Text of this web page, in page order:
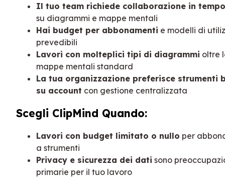
Il tuo team richiede collaborazione in
su diagrammi e mappe mentali
Hai budget per abbonamenti e modelli di
prevedibili
Lavori con molteplici tipi di diagrammi oltre
mappe mentali standard
La tua organizzazione preferisce strumenti
su account con gestione centralizzata
Scegli ClipMind Quando:
Lavori con budget limitato o nullo per
a strumenti
Privacy e sicurezza dei dati sono
primarie per il tuo lavoro